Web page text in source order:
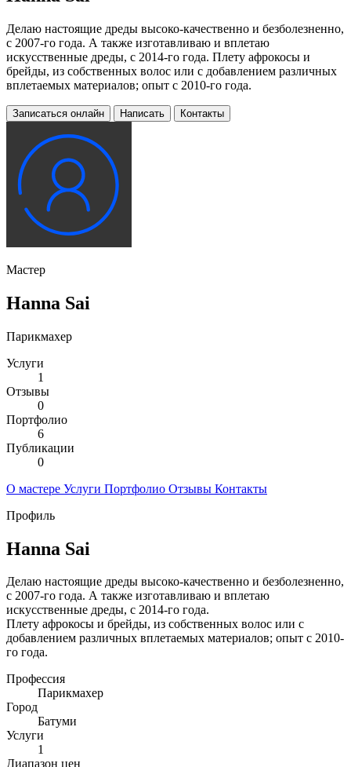
Делаю настоящие дреды высоко-качественно и безболезненно,
с 2007-го года. А также изготавливаю и вплетаю
искусственные дреды, с 2014-го года. Плету афрокосы и
брейды, из собственных волос или с добавлением различных
вплетаемых материалов; опыт с 2010-го года.
Записаться онлайн Написать Контакты
Мастер
Hanna Sai
Парикмахер
Услуги
1
Отзывы
0
Портфолио
6
Публикации
0
О мастере Услуги Портфолио Отзывы Контакты
Профиль
Hanna Sai
Делаю настоящие дреды высоко-качественно и безболезненно,
с 2007-го года. А также изготавливаю и вплетаю
искусственные дреды, с 2014-го года.
Плету афрокосы и брейды, из собственных волос или с
добавлением различных вплетаемых материалов; опыт с 2010-
го года.
Профессия
Парикмахер
Город
Батуми
Услуги
1
Диапазон цен